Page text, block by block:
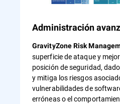
Administración
GravityZone Risk
superficie de ataque y
posición de seguridad,
y mitiga los riesgos
vulnerabilidades de
erróneas o el